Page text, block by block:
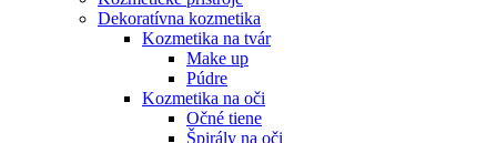
Dekoratívna kozmetika
Kozmetika na tvár
Make up
Púdre
Kozmetika na oči
Očné tiene
Špirály na oči